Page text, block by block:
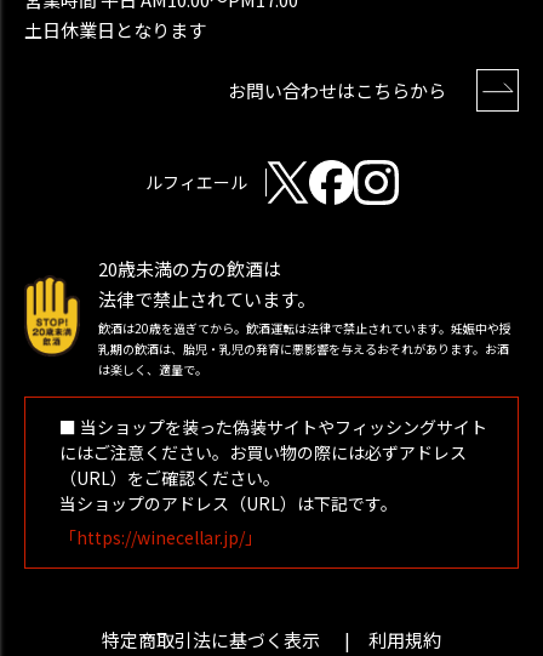
土日休業日となります
お問い合わせはこちらから
ルフィエール
20歳未満の方の飲酒は
法律で禁止されています。
飲酒は20歳を過ぎてから。飲酒運転は法律で禁止されています。妊娠中や授
乳期の飲酒は、胎児・乳児の発育に悪影響を与えるおそれがあります。お酒
は楽しく、適量で。
■ 当ショップを装った偽装サイトやフィッシングサイト
にはご注意ください。お買い物の際には必ずアドレス
（URL）をご確認ください。
当ショップのアドレス（URL）は下記です。
「https://winecellar.jp/」
特定商取引法に基づく表示 利用規約